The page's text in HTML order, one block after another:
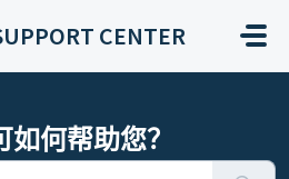
CENTER
如何帮助您？